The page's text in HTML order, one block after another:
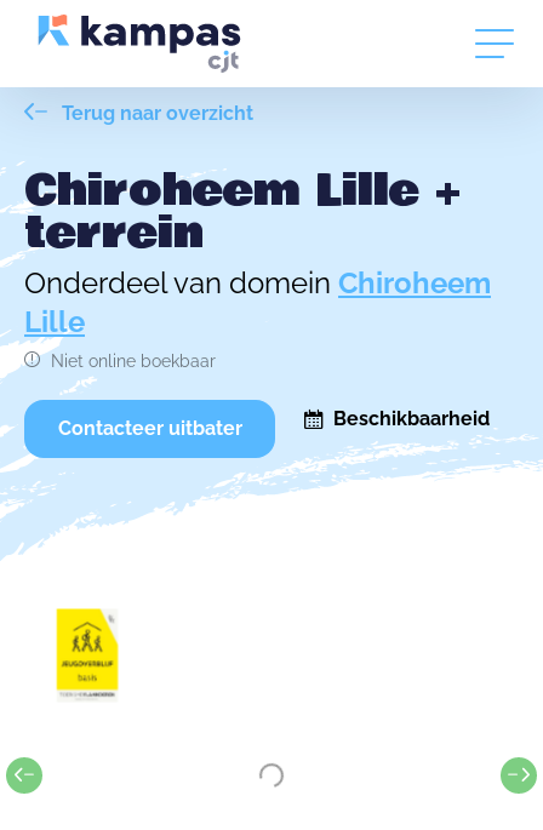
Terug naar overzicht
Chiroheem Lille +
terrein
Onderdeel van domein Chiroheem
Lille
Niet online boekbaar
Contacteer uitbater Beschikbaarheid